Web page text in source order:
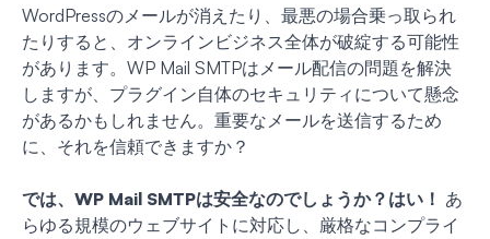
WordPressのメールが消えたり、最悪の場合乗っ取られ
たりすると、オンラインビジネス全体が破綻する可能性
があります。WP Mail SMTPはメール配信の問題を解決
しますが、プラグイン自体のセキュリティについて懸念
があるかもしれません。重要なメールを送信するため
に、それを信頼できますか？
では、WP Mail SMTPは安全なのでしょうか？はい！ あ
らゆる規模のウェブサイトに対応し、厳格なコンプライ